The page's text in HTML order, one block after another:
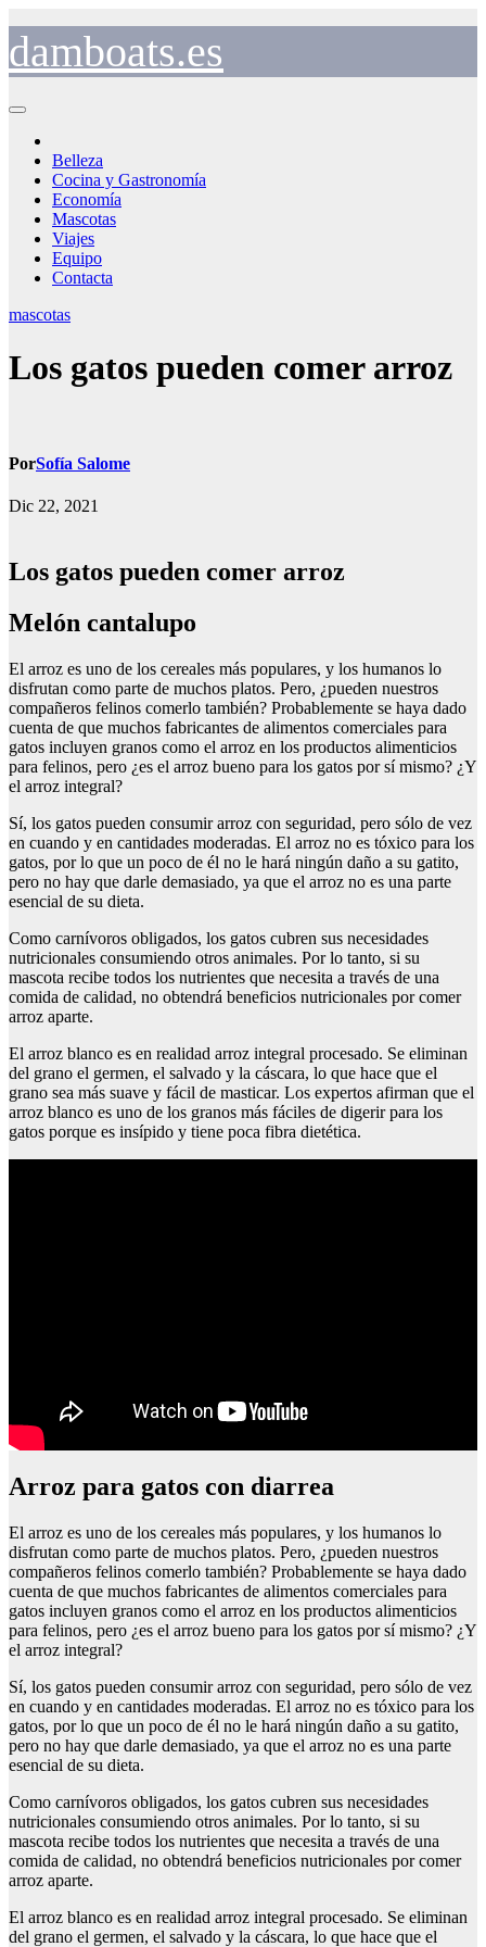
contenido
damboats.es
Belleza
Cocina y Gastronomía
Economía
Mascotas
Viajes
Equipo
Contacta
mascotas
Los gatos pueden comer arroz
PorSofía Salome
Dic 22, 2021
Los gatos pueden comer arroz
Melón cantalupo
El arroz es uno de los cereales más populares, y los humanos lo
disfrutan como parte de muchos platos. Pero, ¿pueden nuestros
compañeros felinos comerlo también? Probablemente se haya dado
cuenta de que muchos fabricantes de alimentos comerciales para
gatos incluyen granos como el arroz en los productos alimenticios
para felinos, pero ¿es el arroz bueno para los gatos por sí mismo? ¿Y
el arroz integral?
Sí, los gatos pueden consumir arroz con seguridad, pero sólo de vez
en cuando y en cantidades moderadas. El arroz no es tóxico para los
gatos, por lo que un poco de él no le hará ningún daño a su gatito,
pero no hay que darle demasiado, ya que el arroz no es una parte
esencial de su dieta.
Como carnívoros obligados, los gatos cubren sus necesidades
nutricionales consumiendo otros animales. Por lo tanto, si su
mascota recibe todos los nutrientes que necesita a través de una
comida de calidad, no obtendrá beneficios nutricionales por comer
arroz aparte.
El arroz blanco es en realidad arroz integral procesado. Se eliminan
del grano el germen, el salvado y la cáscara, lo que hace que el
grano sea más suave y fácil de masticar. Los expertos afirman que el
arroz blanco es uno de los granos más fáciles de digerir para los
gatos porque es insípido y tiene poca fibra dietética.
Arroz para gatos con diarrea
El arroz es uno de los cereales más populares, y los humanos lo
disfrutan como parte de muchos platos. Pero, ¿pueden nuestros
compañeros felinos comerlo también? Probablemente se haya dado
cuenta de que muchos fabricantes de alimentos comerciales para
gatos incluyen granos como el arroz en los productos alimenticios
para felinos, pero ¿es el arroz bueno para los gatos por sí mismo? ¿Y
el arroz integral?
Sí, los gatos pueden consumir arroz con seguridad, pero sólo de vez
en cuando y en cantidades moderadas. El arroz no es tóxico para los
gatos, por lo que un poco de él no le hará ningún daño a su gatito,
pero no hay que darle demasiado, ya que el arroz no es una parte
esencial de su dieta.
Como carnívoros obligados, los gatos cubren sus necesidades
nutricionales consumiendo otros animales. Por lo tanto, si su
mascota recibe todos los nutrientes que necesita a través de una
comida de calidad, no obtendrá beneficios nutricionales por comer
arroz aparte.
El arroz blanco es en realidad arroz integral procesado. Se eliminan
del grano el germen, el salvado y la cáscara, lo que hace que el